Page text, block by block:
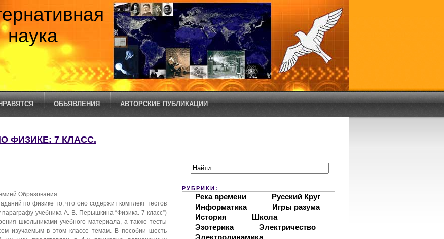
наука
ОБЬЯВЛЕНИЯ АВТОРСКИЕ ПУБЛИКАЦИИ
ФИЗИКЕ: 7 КЛАСС.
Образования.
по физике то, что оно содержит комплект тестов
учебника А. В. Перышкина “Физика. 7 класс”)
школьниками учебного материала, а также тесты
изучаемым в этом классе темам. В пособии шесть
РУБРИКИ:
Река времени
Русский Круг
Информатика
Игры разума
История
Школа
Эзотерика
Электричество